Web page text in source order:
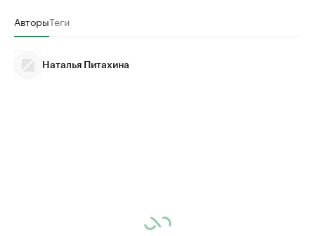
АвторыТеги
Наталья Питахина